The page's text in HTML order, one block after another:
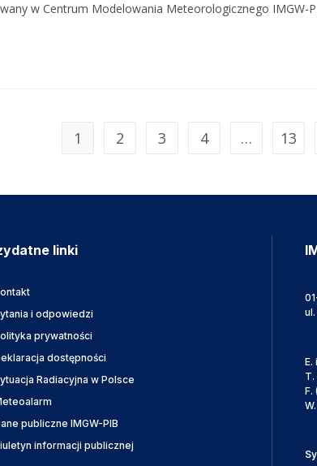
w Centrum Modelowania Meteorologicznego IMGW-
1 2 3 4 … 13
linki
i odpowiedzi
prywatności
dostępności
Radiacyjna w Polsce
publiczne IMGW-PIB
informacji publicznej
E.
T.
F.
W.